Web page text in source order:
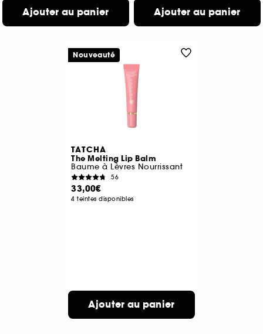
Ajouter au panier Ajouter au panier
TATCHA
The Melting Lip Balm
Baume à Lèvres Nourrissant
56
33,00€
4 teintes disponibles
Ajouter au panier
Nouveauté